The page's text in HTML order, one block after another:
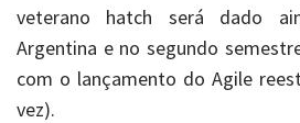
veterano hatch será dado
Argentina e no segundo
com o lançamento do Agile
vez).